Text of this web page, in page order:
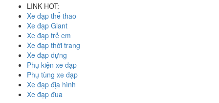
LINK HOT:
Xe đạp thể thao
Xe đạp Giant
Xe đạp trẻ em
Xe đạp thời trang
Xe đạp dựng
Phụ kiện xe đạp
Phụ tùng xe đạp
Xe đạp địa hình
Xe đạp đua